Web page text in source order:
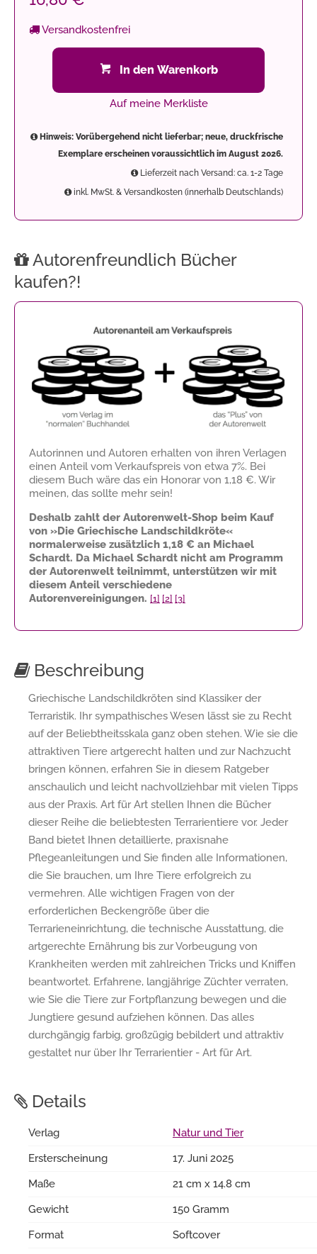
Versandkostenfrei
In den Warenkorb
Auf meine Merkliste
Hinweis: Vorübergehend nicht lieferbar; neue, druckfrische
Exemplare erscheinen voraussichtlich im August 2026.
Lieferzeit nach Versand: ca. 1-2 Tage
inkl. MwSt. & Versandkosten (innerhalb Deutschlands)
Autorenfreundlich Bücher
kaufen?!
Autorinnen und Autoren erhalten von ihren Verlagen
einen Anteil vom Verkaufspreis von etwa 7%. Bei
diesem Buch wäre das ein Honorar von 1,18 €. Wir
meinen, das sollte mehr sein!
Deshalb zahlt der Autorenwelt-Shop beim Kauf
von »Die Griechische Landschildkröte«
normalerweise zusätzlich 1,18 € an Michael
Schardt. Da Michael Schardt nicht am Programm
der Autorenwelt teilnimmt, unterstützen wir mit
diesem Anteil verschiedene
Autorenvereinigungen. [1] [2] [3]
Beschreibung
Griechische Landschildkröten sind Klassiker der
Terraristik. Ihr sympathisches Wesen lässt sie zu Recht
auf der Beliebtheitsskala ganz oben stehen. Wie sie die
attraktiven Tiere artgerecht halten und zur Nachzucht
bringen können, erfahren Sie in diesem Ratgeber
anschaulich und leicht nachvollziehbar mit vielen Tipps
aus der Praxis. Art für Art stellen Ihnen die Bücher
dieser Reihe die beliebtesten Terrarientiere vor. Jeder
Band bietet Ihnen detaillierte, praxisnahe
Pflegeanleitungen und Sie finden alle Informationen,
die Sie brauchen, um Ihre Tiere erfolgreich zu
vermehren. Alle wichtigen Fragen von der
erforderlichen Beckengröße über die
Terrarieneinrichtung, die technische Ausstattung, die
artgerechte Ernährung bis zur Vorbeugung von
Krankheiten werden mit zahlreichen Tricks und Kniffen
beantwortet. Erfahrene, langjährige Züchter verraten,
wie Sie die Tiere zur Fortpflanzung bewegen und die
Jungtiere gesund aufziehen können. Das alles
durchgängig farbig, großzügig bebildert und attraktiv
gestaltet nur über Ihr Terrarientier - Art für Art.
Details
Verlag
Natur und Tier
Ersterscheinung
17. Juni 2025
Maße
21 cm x 14.8 cm
Gewicht
150 Gramm
Format
Softcover